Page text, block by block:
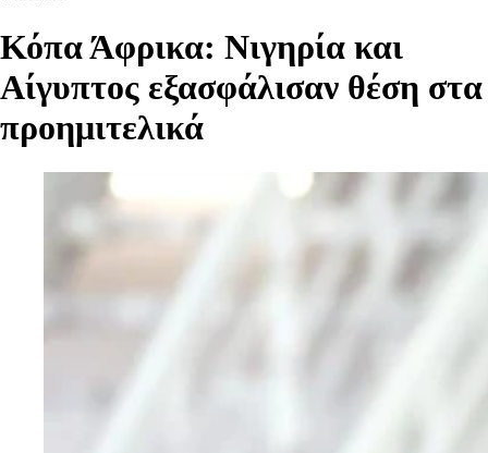
Κόπα Άφρικα: Νιγηρία και
Αίγυπτος εξασφάλισαν θέση στα
προημιτελικά